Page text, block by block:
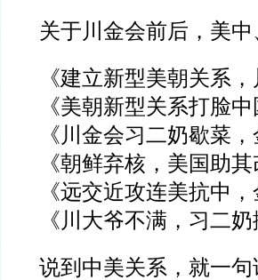
关于川金会前后，美
《建立新型美朝关系
《美朝新型关系打脸
《川金会习二奶歇菜，
《朝鲜弃核，美国助
《远交近攻连美抗中
《川大爷不满，习二
说到中美关系，就一